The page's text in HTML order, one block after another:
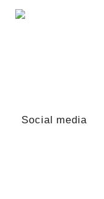
Social media